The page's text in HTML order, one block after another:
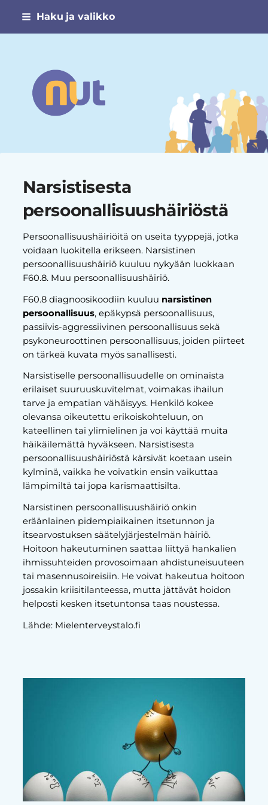
Siirry
Haku ja valikko
Narsismin uhrien tuki ry
Narsistisesta
persoonallisuushäiriöstä
Persoonallisuushäiriöitä on useita tyyppejä, jotka
voidaan luokitella erikseen. Narsistinen
persoonallisuushäiriö kuuluu nykyään luokkaan
F60.8. Muu persoonallisuushäiriö.
F60.8 diagnoosikoodiin kuuluu narsistinen
persoonallisuus, epäkypsä persoonallisuus,
passiivis-aggressiivinen persoonallisuus sekä
psykoneuroottinen persoonallisuus, joiden piirteet
on tärkeä kuvata myös sanallisesti.
Narsistiselle persoonallisuudelle on ominaista
erilaiset suuruuskuvitelmat, voimakas ihailun
tarve ja empatian vähäisyys. Henkilö kokee
olevansa oikeutettu erikoiskohteluun, on
kateellinen tai ylimielinen ja voi käyttää muita
häikäilemättä hyväkseen. Narsistisesta
persoonallisuushäiriöstä kärsivät koetaan usein
kylminä, vaikka he voivatkin ensin vaikuttaa
lämpimiltä tai jopa karismaattisilta.
Narsistinen persoonallisuushäiriö onkin
eräänlainen pidempiaikainen itsetunnon ja
itsearvostuksen säätelyjärjestelmän häiriö.
Hoitoon hakeutuminen saattaa liittyä hankalien
ihmissuhteiden provosoimaan ahdistuneisuuteen
tai masennusoireisiin. He voivat hakeutua hoitoon
jossakin kriisitilanteessa, mutta jättävät hoidon
helposti kesken itsetuntonsa taas noustessa.
Lähde: Mielenterveystalo.fi